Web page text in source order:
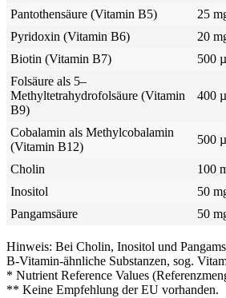
Pantothensäure (Vitamin B5) 25
Pyridoxin (Vitamin B6)
20
Biotin (Vitamin B7)
500
Folsäure als 5–
Methyltetrahydrofolsäure (Vitamin
B9)
400
Cobalamin als Methylcobalamin
(Vitamin B12)
500
Cholin 100
Inositol
50
Pangamsäure
50
Hinweis: Bei Cholin, Inositol und
B-Vitamin-ähnliche Substanzen, sog.
* Nutrient Reference Values
** Keine Empfehlung der EU vorhanden.